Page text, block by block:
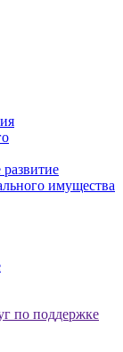
имущества
по поддержке